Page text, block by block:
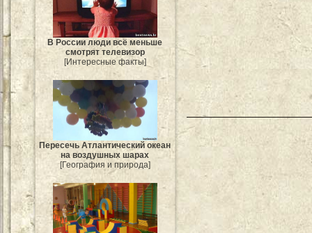
В России люди всё меньше
смотрят телевизор
[Интересные факты]
Пересечь Атлантический океан
на воздушных шарах
[География и природа]